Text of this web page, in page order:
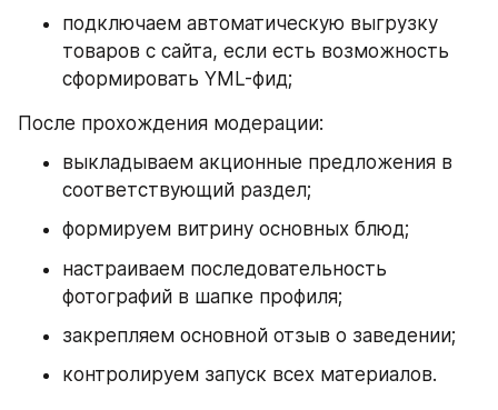
подключаем автоматическую выгрузку
товаров с сайта, если есть возможность
сформировать YML-фид;
После прохождения модерации:
выкладываем акционные предложения в
соответствующий раздел;
формируем витрину основных блюд;
настраиваем последовательность
фотографий в шапке профиля;
закрепляем основной отзыв о заведении;
контролируем запуск всех материалов.